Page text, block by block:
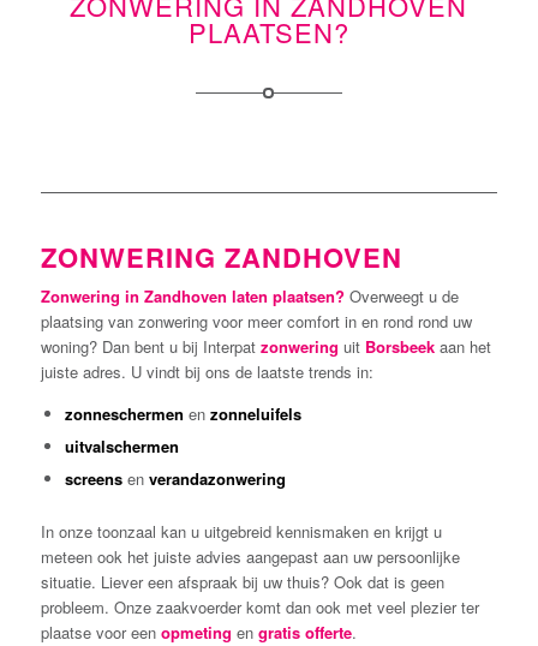
PLAATSEN?
ZONWERING ZANDHOVEN
Zonwering in Zandhoven laten plaatsen? Overweegt u de
plaatsing van zonwering voor meer comfort in en rond rond uw
woning? Dan bent u bij Interpat zonwering uitBorsbeek aan het
juiste adres. U vindt bij ons de laatste trends in:
zonneschermen en zonneluifels
uitvalschermen
screensen verandazonwering
In onze toonzaal kan u uitgebreid kennismaken en krijgt u
meteen ook het juiste advies aangepast aan uw persoonlijke
situatie. Liever een afspraak bij uw thuis? Ook dat is geen
probleem. Onze zaakvoerder komt dan ook met veel plezier ter
plaatse voor een opmeting en gratis offerte.